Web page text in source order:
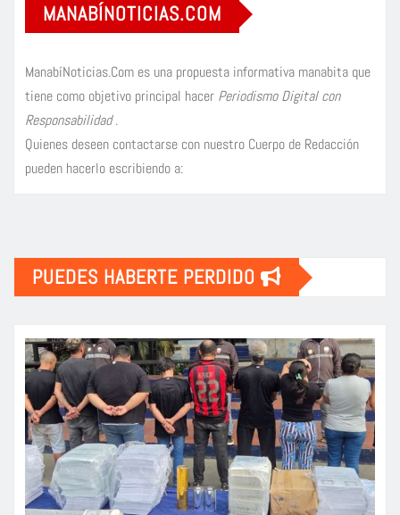
MANABÍNOTICIAS.COM
ManabíNoticias.Com es una propuesta informativa manabita que
tiene como objetivo principal hacer Periodismo Digital con
Responsabilidad.
Quienes deseen contactarse con nuestro Cuerpo de Redacción
pueden hacerlo escribiendo a:
PUEDES HABERTE PERDIDO